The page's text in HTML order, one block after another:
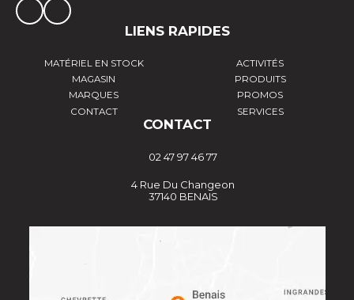
LIENS RAPIDES
MATÉRIEL EN STOCK
ACTIVITÉS
MAGASIN
PRODUITS
MARQUES
PROMOS
CONTACT
SERVICES
CONTACT
02 47 97 46 77
4 Rue Du Changeon
37140 BENAIS